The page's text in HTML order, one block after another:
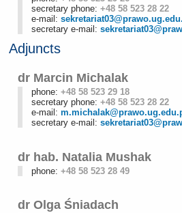
secretary phone: +48 58 523 28 22
e-mail:
secretary e-mail:
Adjuncts
dr Marcin Michalak
phone: +48 58 523 29 18
secretary phone: +48 58 523 28 22
e-mail:
secretary e-mail:
dr hab. Natalia Mushak
phone: +48 58 523 28 49
dr Olga Śniadach